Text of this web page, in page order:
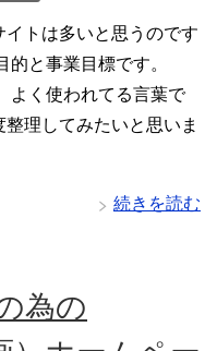
トは多いと思うのです
と事業目標です。
よく使われてる言葉で
理してみたいと思いま
続きを読む
為の